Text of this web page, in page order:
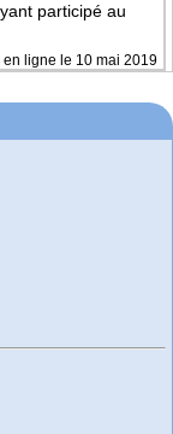
participé au
en ligne le 10 mai 2019